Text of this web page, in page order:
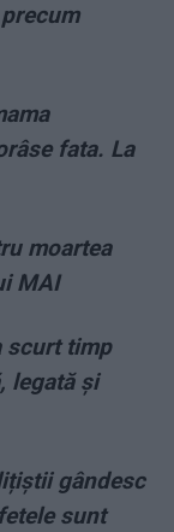
fata. La
moartea
MAI
scurt timp
legată și
gândesc
sunt